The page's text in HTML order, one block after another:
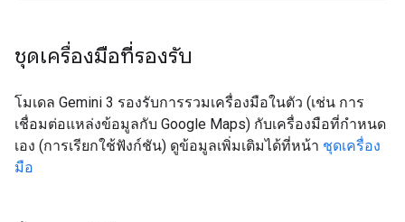
ชุดเครื่องมือที่รองรับ
โมเดล Gemini 3 รองรับการรวมเครื่องมือในตัว (เช่น การ
เชื่อมต่อแหล่งข้อมูลกับ Google Maps) กับเครื่องมือที่กำหนด
เอง (การเรียกใช้ฟังก์ชัน) ดูข้อมูลเพิ่มเติมได้ที่หน้า ชุดเครื่อง
มือ